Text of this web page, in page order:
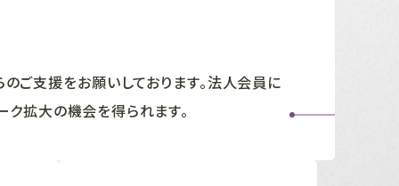
ご支援をお願いしております。法人会員に
ク拡大の機会を得られます。